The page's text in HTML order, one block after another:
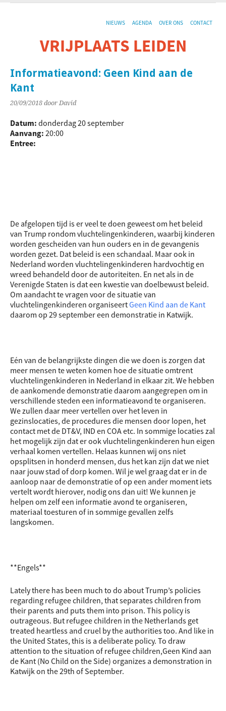
NIEUWS AGENDA OVER ONS CONTACT
VRIJPLAATS LEIDEN
Informatieavond: Geen Kind aan de
Kant
20/09/2018 door David
Datum: donderdag 20 september
Aanvang: 20:00
Entree:
De afgelopen tijd is er veel te doen geweest om het beleid
van Trump rondom vluchtelingenkinderen, waarbij kinderen
worden gescheiden van hun ouders en in de gevangenis
worden gezet. Dat beleid is een schandaal. Maar ook in
Nederland worden vluchtelingenkinderen hardvochtig en
wreed behandeld door de autoriteiten. En net als in de
Verenigde Staten is dat een kwestie van doelbewust beleid.
Om aandacht te vragen voor de situatie van
vluchtelingenkinderen organiseertGeen Kind aan de Kant
daarom op 29 september een demonstratie in Katwijk.
Eén van de belangrijkste dingen die we doen is zorgen dat
meer mensen te weten komen hoe de situatie omtrent
vluchtelingenkinderen in Nederland in elkaar zit. We hebben
de aankomende demonstratie daarom aangegrepen om in
verschillende steden een informatieavond te organiseren.
We zullen daar meer vertellen over het leven in
gezinslocaties, de procedures die mensen door lopen, het
contact met de DT&V, IND en COA etc. In sommige locaties zal
het mogelijk zijn dat er ook vluchtelingenkinderen hun eigen
verhaal komen vertellen. Helaas kunnen wij ons niet
opsplitsen in honderd mensen, dus het kan zijn dat we niet
naar jouw stad of dorp komen. Wil je wel graag dat er in de
aanloop naar de demonstratie of op een ander moment iets
vertelt wordt hierover, nodig ons dan uit! We kunnen je
helpen om zelf een informatie avond te organiseren,
materiaal toesturen of in sommige gevallen zelfs
langskomen.
**Engels**
Lately there has been much to do about Trump’s policies
regarding refugee children, that separates children from
their parents and puts them into prison. This policy is
outrageous. But refugee children in the Netherlands get
treated heartless and cruel by the authorities too. And like in
the United States, this is a deliberate policy. To draw
attention to the situation of refugee children,Geen Kind aan
de Kant (No Child on the Side) organizes a demonstration in
Katwijk on the 29th of September.